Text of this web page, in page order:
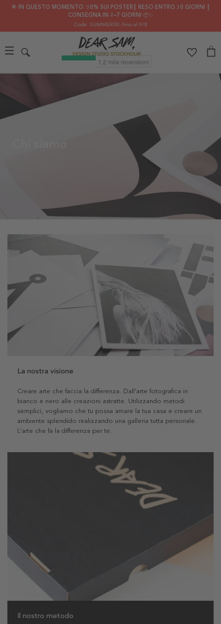
🌟 IN QUESTO MOMENTO: 30% SUI POSTER┃ RESO ENTRO 30 GIORNI ┃
CONSEGNA IN 2–7 GIORNI 📦✨
Code: SUMMER30, fino al 9/8
La nostra visione
Creare arte che faccia la differenza. Dall'arte fotografica in
bianco e nero alle creazioni astratte. Utilizzando metodi
semplici, vogliamo che tu possa amare la tua casa e creare un
ambiente splendido realizzando una galleria tutta personale.
L'arte che fa la differenza per te.
Il nostro metodo